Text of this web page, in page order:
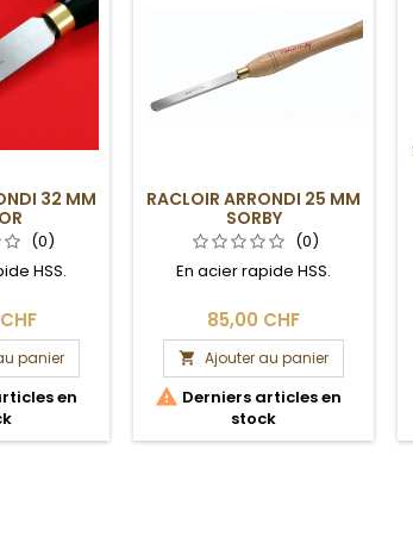
32 MM
(0)
HSS.
panier
en
RACLOIR ARRONDI 25 MM
SORBY
(0)
En acier rapide HSS.
85,00 CHF
 Ajouter au panier
 Derniers articles en
stock